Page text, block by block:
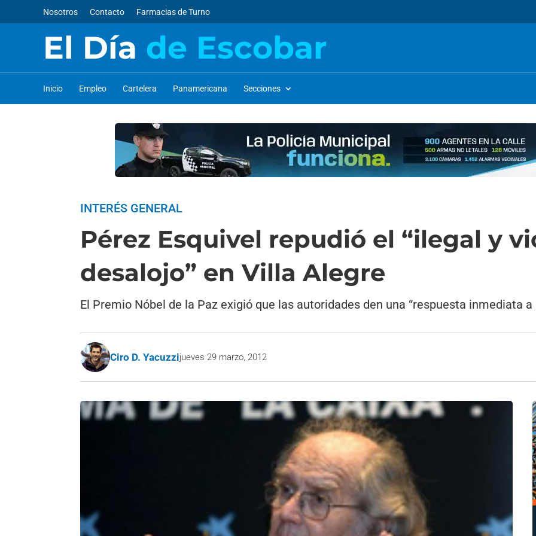
Nosotros Contacto Farmacias de Turno
El Día de Escobar
Inicio Empleo Cartelera Panamericana Secciones
INTERÉS GENERAL
Pérez Esquivel repudió el “ilegal y
desalojo” en Villa Alegre
El Premio Nóbel de la Paz exigió que las autoridades den una “respuesta inmediata
Ciro D. Yacuzzijueves 29 marzo, 2012